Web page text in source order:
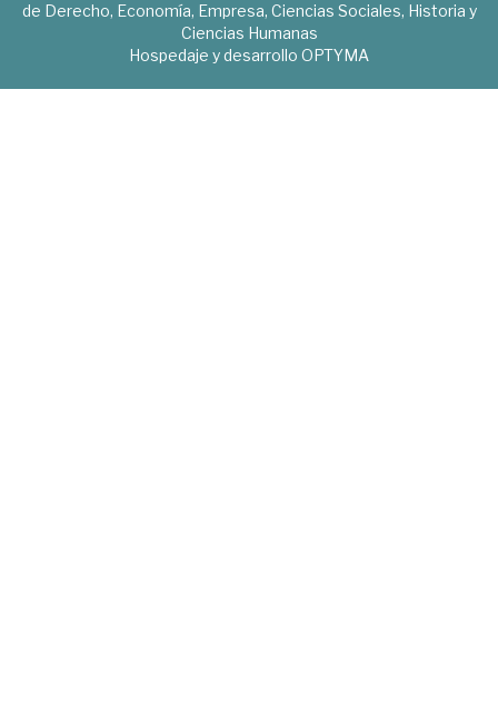
de Derecho, Economía, Empresa, Ciencias Sociales, Historia y
Ciencias Humanas
Hospedaje y desarrollo OPTYMA